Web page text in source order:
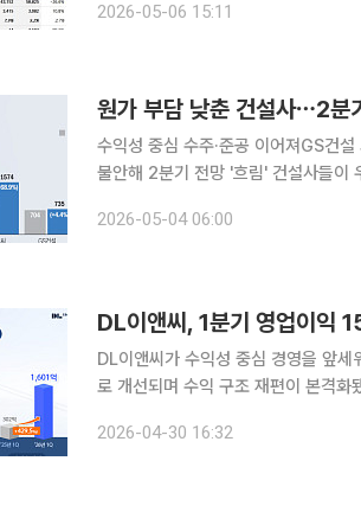
전체 매출은 줄었지만, 글로벌 부문
2026-05-06 15:11
원가 부담 낮춘 건설사⋯2분
수익성 중심 수주·준공 이어져GS건
불안해 2분기 전망 '흐림' 건설사들이 우크라이나 전쟁 이후 이어진 고원가 부담이 완화되면서 1분
2026-05-04 06:00
DL이앤씨, 1분기 영업이
DL이앤씨가 수익성 중심 경영을 앞
로 개선되며 수익 구조 재편이 본격화됐다는 평가다. DL이앤씨는
1601억원이다. 신규 수주는 2조1265
2026-04-30 16:32